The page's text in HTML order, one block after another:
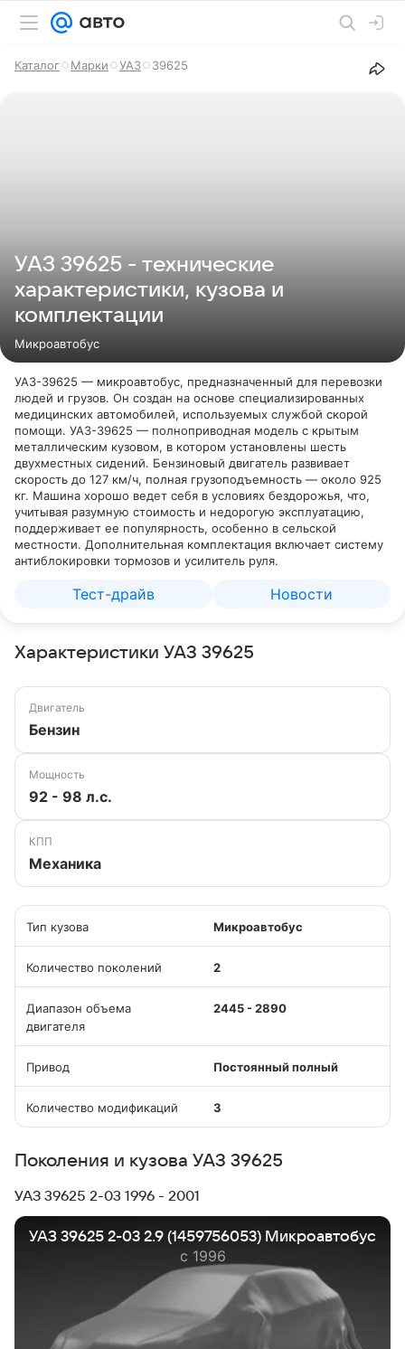
Каталог Марки УАЗ 39625
УАЗ 39625 - технические
характеристики, кузова и
комплектации
Микроавтобус
УАЗ-39625 — микроавтобус, предназначенный для перевозки
людей и грузов. Он создан на основе специализированных
медицинских автомобилей, используемых службой скорой
помощи. УАЗ-39625 — полноприводная модель с крытым
металлическим кузовом, в котором установлены шесть
двухместных сидений. Бензиновый двигатель развивает
скорость до 127 км/ч, полная грузоподъемность — около 925
кг. Машина хорошо ведет себя в условиях бездорожья, что,
учитывая разумную стоимость и недорогую эксплуатацию,
поддерживает ее популярность, особенно в сельской
местности. Дополнительная комплектация включает систему
антиблокировки тормозов и усилитель руля.
Тест-драйв Новости
Характеристики УАЗ 39625
Двигатель
Бензин
Мощность
92 - 98 л.с.
КПП
Механика
Тип кузова Микроавтобус
Количество поколений 2
Диапазон объема
двигателя
2445 - 2890
Привод Постоянный полный
Количество модификаций 3
Поколения и кузова УАЗ 39625
УАЗ 39625 2-03 1996 - 2001
УАЗ 39625 2-03 2.9 (1459756053) Микроавтобус
с 1996